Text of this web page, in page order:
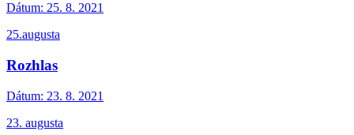
Dátum: 25. 8. 2021
25.augusta
Rozhlas
Dátum: 23. 8. 2021
23. augusta